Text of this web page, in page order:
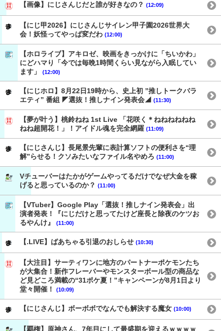
【画像】にじさんじだと誰が好きなの？ (12:09)
【にじ甲2026】にじさんじサイレン甲子園2026世界大
会！妖怪ってやっぱ変だわ (12:00)
【ホロライブ】アキロゼ、映画をきっかけに「ちいかわ」
にどハマり「今では毎晩1時間くらい見ながら入眠してい
ます」
(12:00)
【にじホロ】8月22日19時から、史上初 ”推しトークバラ
エティ” 番組 ◤選抜！推しナイン発表会◢ (11:30)
【夢が叶う】桃鈴ねね 1st Live 「花咲く＊ねねねねねね
ねね超開花！」！アイドル魂を完全網羅 (11:09)
【にじさんじ】長尾景先輩に表計算ソフトの便利さを“理
解”らせる！クソみたいなファイル名やめろ (11:00)
Vチューバーはたかがゲームやってるだけでなぜ大金を稼
げると思っているのか？ (11:00)
【VTuber】Google Play「選抜！推しナイン発表会」出
演者発表！『にじだけと思ってたけど座長と除夜のケツお
るやんけ』
(11:00)
【.LIVE】ばあちゃる引退のおしらせ (10:30)
【大注目】サーティワンに地方のパートナーポケモンたち
が大集合！新作フレーバーやモンスターボール型の商品な
ど見どころ満載の“31ポケ夏！”キャンペーンが8月1日より
堂々開催！
(10:09)
【にじさんじ】ボーボボでなんでも解決する魔女 (10:00)
【覇権】原神さん、7年目にして最盛期を迎えるｗｗｗｗ